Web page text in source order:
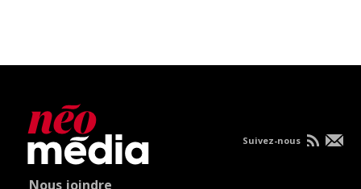
Nous joindre
Suivez-nous